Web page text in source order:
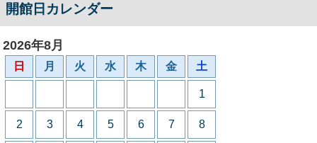
開館日カレンダー
2026年8月
日 月 火 水 木 金 土
1
2 3 4 5 6 7 8